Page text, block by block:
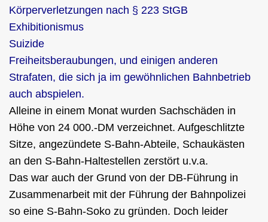
Körperverletzungen nach § 223 StGB
Exhibitionismus
Suizide
Freiheitsberaubungen, und einigen anderen
Strafaten, die sich ja im gewöhnlichen Bahnbetrieb
auch abspielen.
Alleine in einem Monat wurden Sachschäden in
Höhe von 24 000.-DM verzeichnet. Aufgeschlitzte
Sitze, angezündete S-Bahn-Abteile, Schaukästen
an den S-Bahn-Haltestellen zerstört u.v.a.
Das war auch der Grund von der DB-Führung in
Zusammenarbeit mit der Führung der Bahnpolizei
so eine S-Bahn-Soko zu gründen. Doch leider
Bekleidung